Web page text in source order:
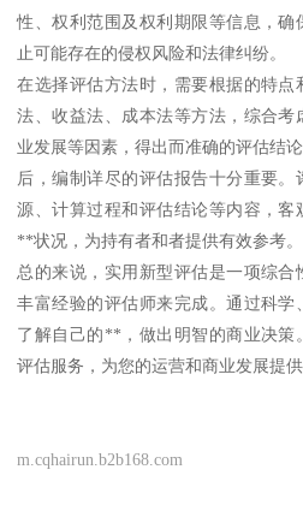
性、权利范围及权利期限等信息，
止可能存在的侵权风险和法律纠纷。
在选择评估方法时，需要根据的特
法、收益法、成本法等方法，综合
业发展等因素，得出而准确的评估结论
后，编制详尽的评估报告十分重要
源、计算过程和评估结论等内容，
**状况，为持有者和者提供有效参考。
总的来说，实用新型评估是一项综
丰富经验的评估师来完成。通过科
了解自己的**，做出明智的商业决策
评估服务，为您的运营和商业发展提供
m.cqhairun.b2b168.com